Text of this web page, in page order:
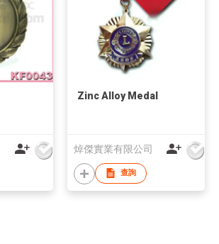
Zinc Alloy Medal
焯傑實業有限公司
查詢